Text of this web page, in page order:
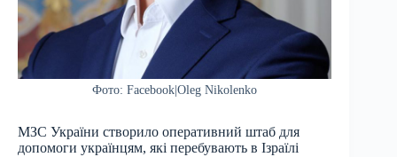
Фото: Facebook|Oleg Nikolenko
МЗС України створило оперативний штаб для
допомоги українцям, які перебувають в Ізраїлі